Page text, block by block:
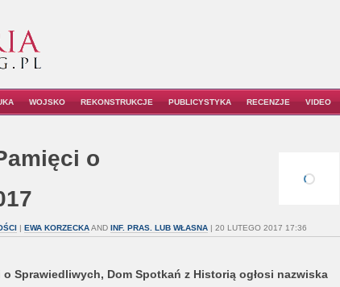
WOJSKO REKONSTRUKCJE PUBLICYSTYKA RECENZJE VIDEO
o
| EWA KORZECKAAND INF. PRAS. LUB WŁASNA| 20 LUTEGO 2017 17:36
Sprawiedliwych, Dom Spotkań z Historią ogłosi nazwiska